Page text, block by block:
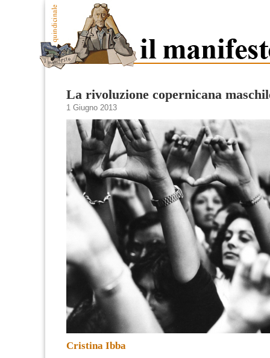
La rivoluzione copernicana
1 Giugno 2013
Cristina Ibba